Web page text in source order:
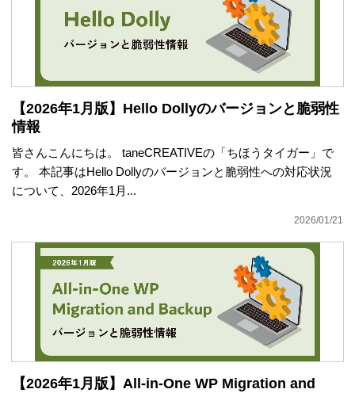
【2026年1月版】Hello Dollyのバージョンと脆弱性
情報
皆さんこんにちは。 taneCREATIVEの「ちほうタイガー」で
す。 本記事はHello Dollyのバージョンと脆弱性への対応状況
について、2026年1月...
2026/01/21
【2026年1月版】All-in-One WP Migration and